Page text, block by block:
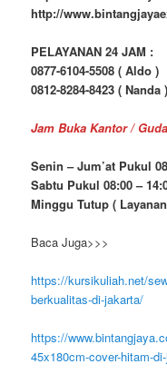
http://
PELAYANAN 24 JAM :
0877-6104-5508 ( Aldo )
0812-8284-8423 ( Nanda )
Jam Buka Kantor /
Senin – Jum’at Pukul
Sabtu Pukul 08:00 –
Minggu Tutup (
Baca Juga>>>
https://kursikuliah.net/
berkualitas-di-jakarta/
https://
45x180cm-cover-hitam-